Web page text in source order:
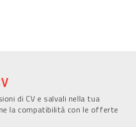
di CV e salvali nella tua
la compatibilità con le offerte